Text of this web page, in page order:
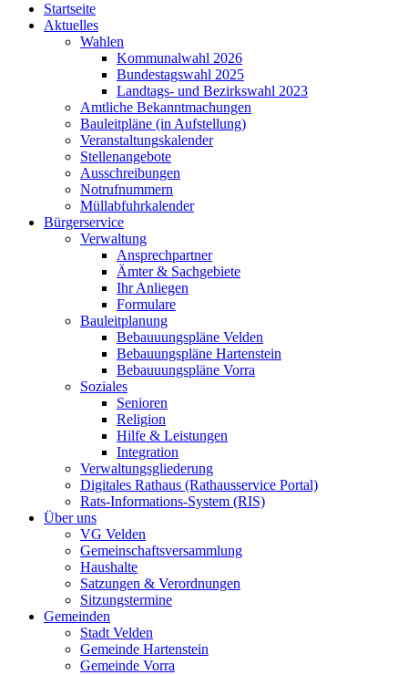
Startseite
Aktuelles
Wahlen
Kommunalwahl 2026
Bundestagswahl 2025
Landtags- und Bezirkswahl 2023
Amtliche Bekanntmachungen
Bauleitpläne (in Aufstellung)
Veranstaltungskalender
Stellenangebote
Ausschreibungen
Notrufnummern
Müllabfuhrkalender
Bürgerservice
Verwaltung
Ansprechpartner
Ämter & Sachgebiete
Ihr Anliegen
Formulare
Bauleitplanung
Bebauuungspläne Velden
Bebauungspläne Hartenstein
Bebauuungspläne Vorra
Soziales
Senioren
Religion
Hilfe & Leistungen
Integration
Verwaltungsgliederung
Digitales Rathaus (Rathausservice Portal)
Rats-Informations-System (RIS)
Über uns
VG Velden
Gemeinschaftsversammlung
Haushalte
Satzungen & Verordnungen
Sitzungstermine
Gemeinden
Stadt Velden
Gemeinde Hartenstein
Gemeinde Vorra